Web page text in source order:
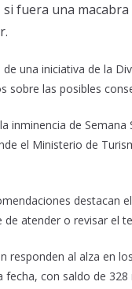
fuera una
una iniciativa de la
sobre las posibles
inminencia de
el Ministerio de
destacan
de atender o revisar el
responden al alza en
fecha, con saldo de